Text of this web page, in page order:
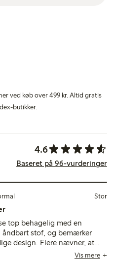
ved køb over 499 kr. Altid gratis
butikker.
4.6
Baseret på 96-vurderinger
Stor
top behagelig med en
stof, og bemærker
design. Flere nævner, at
at gå en størrelse op for en
Vis mere